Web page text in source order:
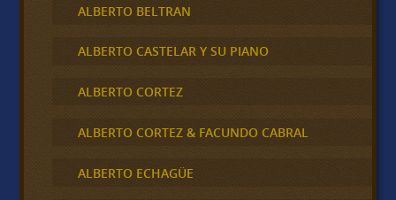
ALBERTO BELTRAN
ALBERTO CASTELAR Y SU PIANO
ALBERTO CORTEZ
ALBERTO CORTEZ & FACUNDO CABRAL
ALBERTO ECHAGÜE